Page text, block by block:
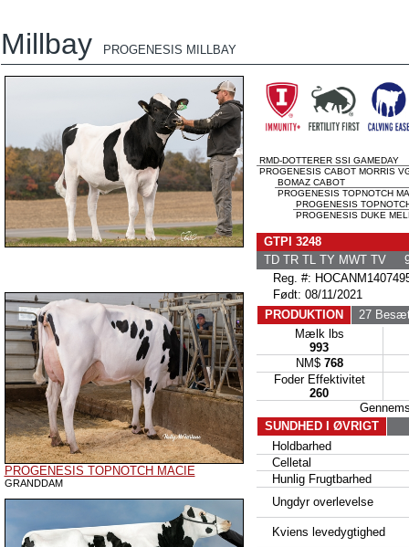
Millbay PROGENESIS MILLBAY
PROGENESIS TOPNOTCH MACIE
GRANDDAM
RMD-DOTTERER SSI GAMEDAY
PROGENESIS CABOT MORRIS
BOMAZ CABOT
PROGENESIS TOPNOTCH
PROGENESIS
PROGENESIS DUKE
GTPI 3248
TD TR TL TY MWT TV
Reg. #:
Født: 08/11/2021
PRODUKTION
27
Mælk lbs
993
NM$ 768
Foder Effektivitet
260
SUNDHED I ØVRIGT
Holdbarhed
Celletal
Hunlig Frugtbarhed
Ungdyr overlevelse
Kviens levedygtighed